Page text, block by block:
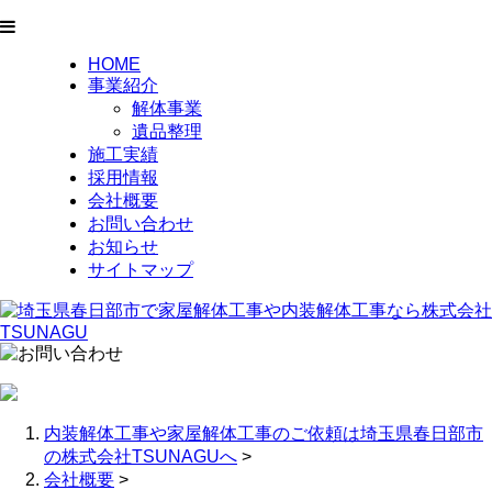
HOME
事業紹介
解体事業
遺品整理
施工実績
採用情報
会社概要
お問い合わせ
お知らせ
サイトマップ
内装解体工事や家屋解体工事のご依頼は埼玉県春日部市
の株式会社TSUNAGUへ >
会社概要 >